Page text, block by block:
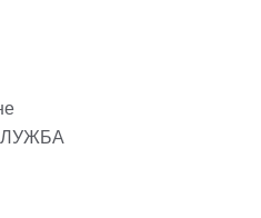
године